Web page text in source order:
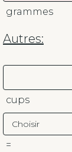
grammes
Autres:
cups
=